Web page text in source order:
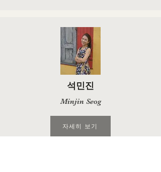
석민진
Minjin Seog
자세히 보기